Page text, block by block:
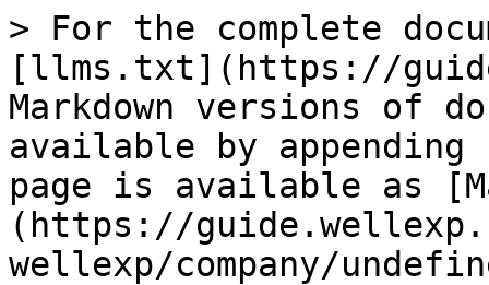
> For the complete
[llms.txt](https://
Markdown versions of
available by
page is available as
(https://
wellexp/company/